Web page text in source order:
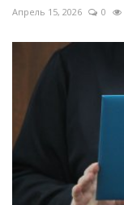
Апрель 15, 2026 0